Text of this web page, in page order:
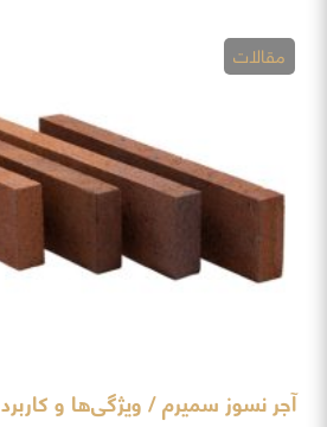
آجر نسوز سمیرم / ویژگی‌ها و کاربرد
مقالات